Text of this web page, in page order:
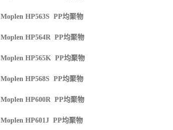
Moplen HP563S PP均聚物
Moplen HP564R PP均聚物
Moplen HP565K PP均聚物
Moplen HP568S PP均聚物
Moplen HP600R PP均聚物
Moplen HP601J PP均聚物